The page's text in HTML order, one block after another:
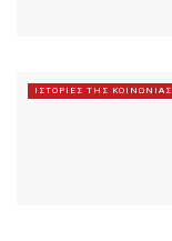
ΙΣΤΟΡΙΕΣ ΤΗΣ ΚΟΙΝΩΝΙΑΣ